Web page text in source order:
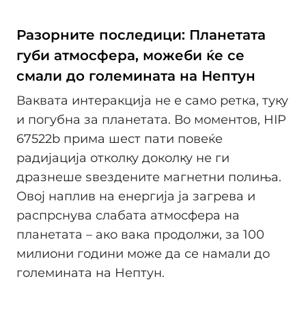
Разорните последици: Планетата
губи атмосфера, можеби ќе се
смали до големината на Нептун
Ваквата интеракција не е само ретка, туку
и погубна за планетата. Во моментов, HIP
67522b прима шест пати повеќе
радијација отколку доколку не ги
дразнеше ѕвездените магнетни полиња.
Овој наплив на енергија ја загрева и
распрснува слабата атмосфера на
планетата – ако вака продолжи, за 100
милиони години може да се намали до
големината на Нептун.